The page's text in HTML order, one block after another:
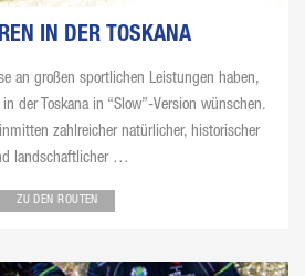
IN DER TOSKANA
an großen sportlichen Leistungen haben,
der Toskana in “Slow”-Version wünschen.
zahlreicher natürlicher, historischer
landschaftlicher …
ZU DEN ROUTEN